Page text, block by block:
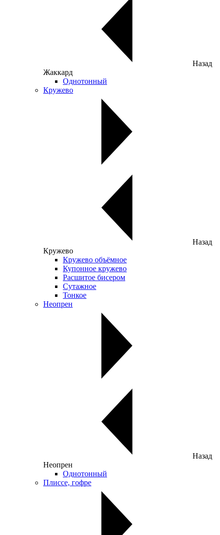
Назад
Жаккард
Однотонный
Кружево
Назад
Кружево
Кружево объёмное
Купонное кружево
Расшитое бисером
Сутажное
Тонкое
Неопрен
Назад
Неопрен
Однотонный
Плиссе, гофре